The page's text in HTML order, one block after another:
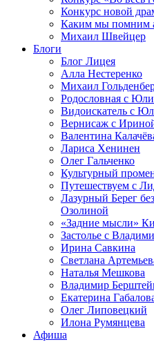
Конкурс новой
Каким мы помним
Михаил Швейцер
Блоги
Блог Лицея
Алла Нестеренко
Михаил
Родословная с
Видоискатель с
Вернисаж с
Валентина
Лариса Хенинен
Олег Гальченко
Культурный
Путешествуем с
Лазурный Берег
Озолиной
«Задние мысли»
Застолье с
Ирина Савкина
Светлана
Наталья Мешкова
Владимир
Екатерина
Олег Липовецкий
Илона Румянцева
Афиша